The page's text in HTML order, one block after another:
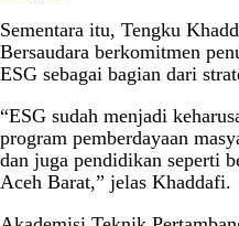
Sementara itu, Tengku
Bersaudara berkomitmen
ESG sebagai bagian dari
“ESG sudah menjadi
program pemberdayaan
dan juga pendidikan seperti
Aceh Barat,” jelas Khaddafi.